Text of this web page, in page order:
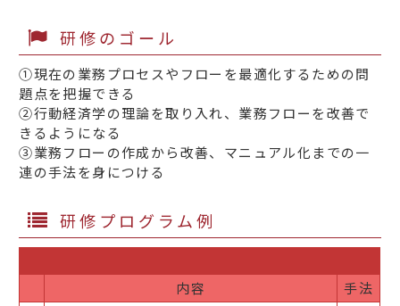
研修のゴール
①現在の業務プロセスやフローを最適化するための問
題点を把握できる
②行動経済学の理論を取り入れ、業務フローを改善で
きるようになる
③業務フローの作成から改善、マニュアル化までの一
連の手法を身につける
研修プログラム例
内容 手法